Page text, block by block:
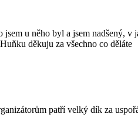
u něho byl a jsem nadšený, v
děkuju za všechno co děláte
patří velký dík za